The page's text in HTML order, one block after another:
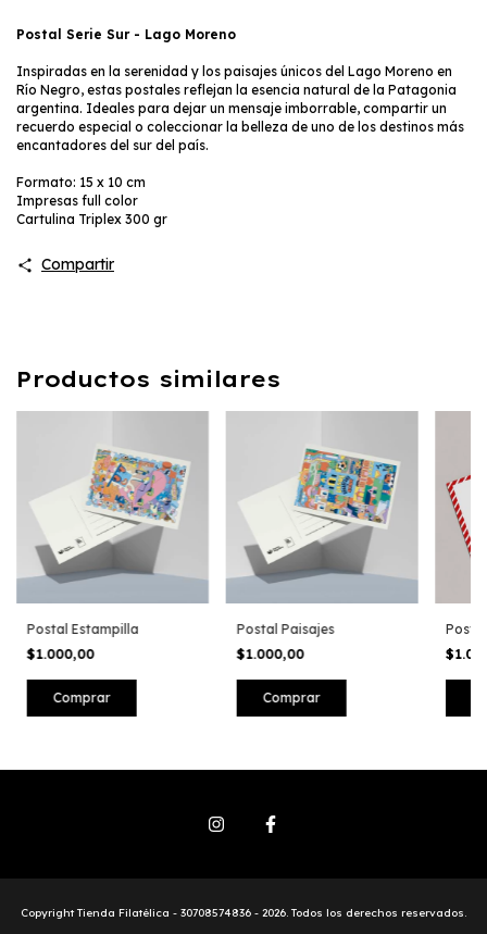
Postal Serie Sur - Lago Moreno
Inspiradas en la serenidad y los paisajes únicos del Lago Moreno en
Río Negro, estas postales reflejan la esencia natural de la Patagonia
argentina. Ideales para dejar un mensaje imborrable, compartir un
recuerdo especial o coleccionar la belleza de uno de los destinos más
encantadores del sur del país.
Formato: 15 x 10 cm
Impresas full color
Cartulina Triplex 300 gr
Compartir
Productos similares
Postal Estampilla
$1.000,00
Postal Paisajes
$1.000,00
Copyright Tienda Filatélica - 30708574836 - 2026. Todos los derechos reservados.